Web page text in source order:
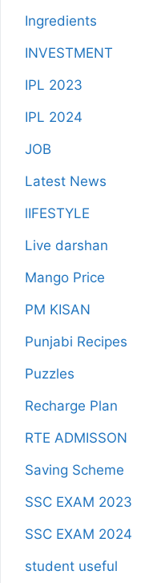
Ingredients
INVESTMENT
IPL 2023
IPL 2024
JOB
Latest News
lIFESTYLE
Live darshan
Mango Price
PM KISAN
Punjabi Recipes
Puzzles
Recharge Plan
RTE ADMISSON
Saving Scheme
SSC EXAM 2023
SSC EXAM 2024
student useful